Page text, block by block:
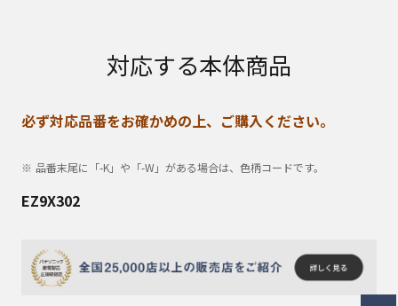
対応する本体商品
必ず対応品番をお確かめの上、ご購入ください。
品番末尾に「-K」や「-W」がある場合は、色柄コードです。
EZ9X302